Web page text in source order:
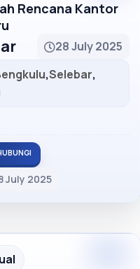
Rencana Kantor
28 July 2025
,Selebar,
July 2025